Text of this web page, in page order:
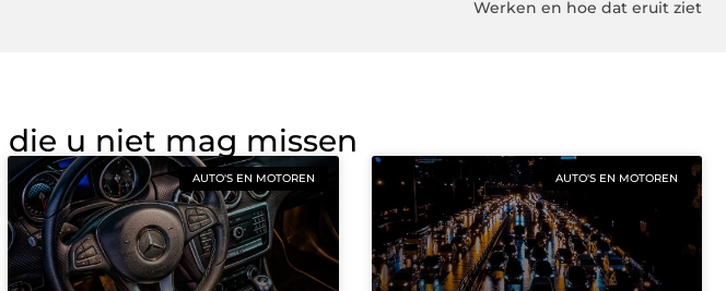
Werken en hoe dat eruit ziet
die u niet mag missen
AUTO'S EN MOTOREN AUTO'S EN MOTOREN